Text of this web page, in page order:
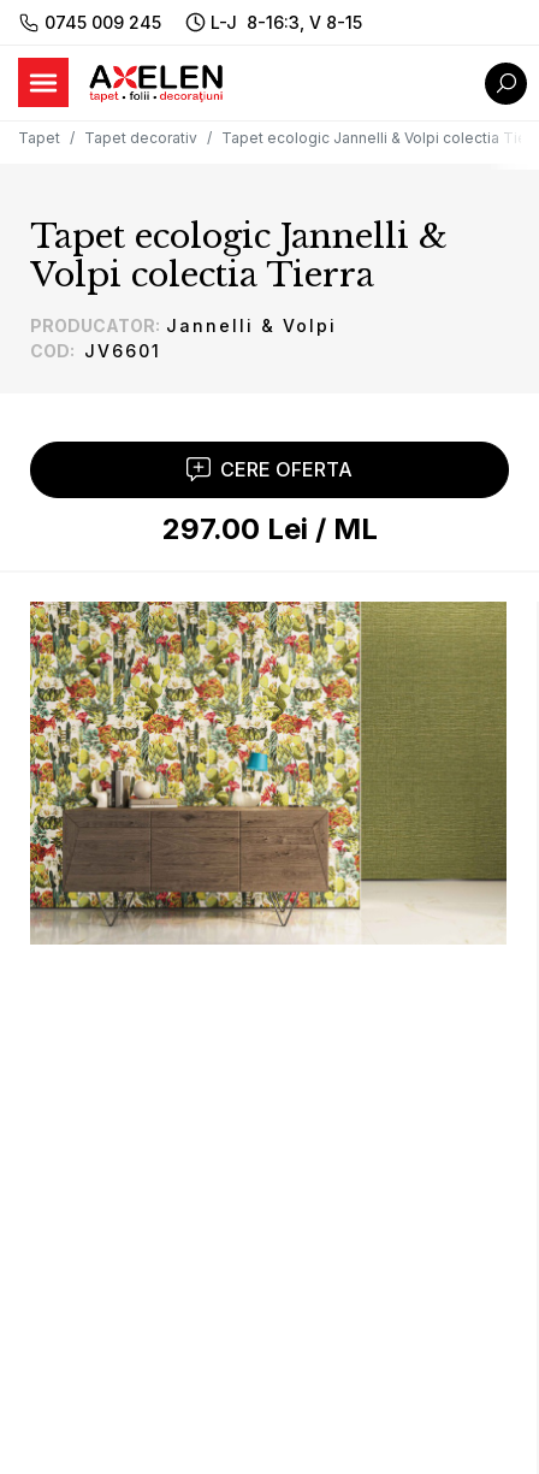
0745 009 245 L-J 8-16:3, V 8-15
Tapet Tapet decorativ Tapet ecologic Jannelli & Volpi colectia
CERE OFERTA
297.00 Lei / ML
Tapet ecologic Jannelli &
Volpi colectia Tierra
PRODUCATOR: Jannelli & Volpi
COD: JV6601